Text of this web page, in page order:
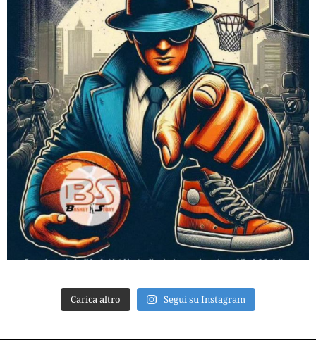
Carica altro Segui su Instagram